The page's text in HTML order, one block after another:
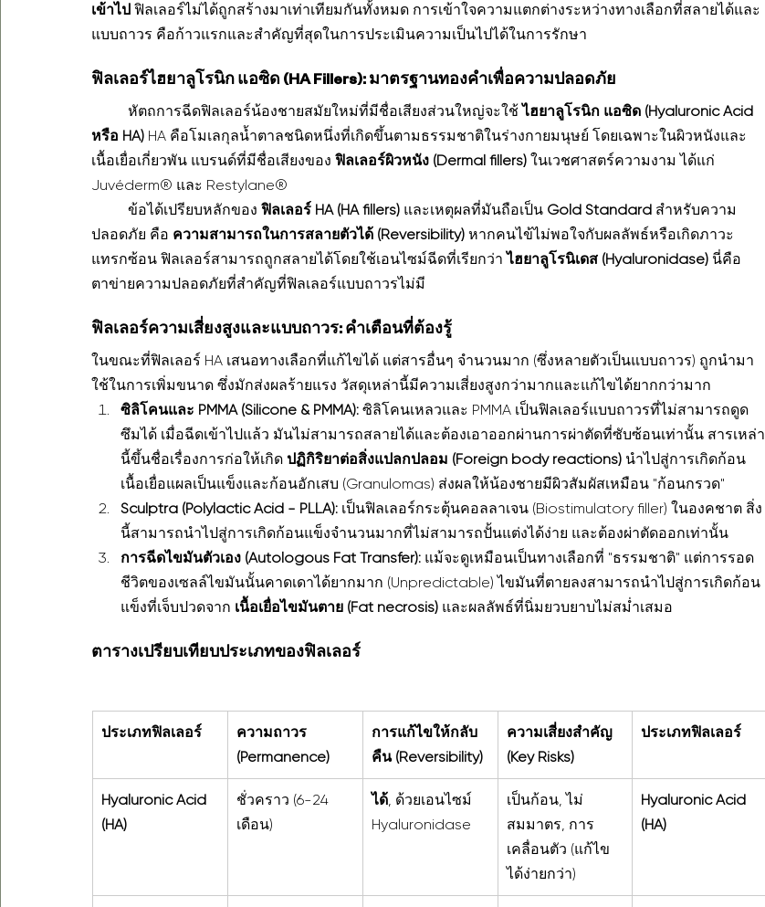
เข้าไป ฟิลเลอร์ไม่ได้ถูกสร้างมาเท่าเทียมกันทั้งหมด การเข้าใจความแตกต่างระหว่างทางเลือกที่สลายได้และ
แบบถาวร คือก้าวแรกและสำคัญที่สุดในการประเมินความเป็นไปได้ในการรักษา
ฟิลเลอร์ไฮยาลูโรนิก แอซิด (HA Fillers): มาตรฐานทองคำเพื่อความปลอดภัย
	หัตถการฉีดฟิลเลอร์น้องชายสมัยใหม่ที่มีชื่อเสียงส่วนใหญ่จะใช้
ไฮยาลูโรนิก แอซิด (Hyaluronic Acid
หรือ HA) HA คือโมเลกุลน้ำตาลชนิดหนึ่งที่เกิดขึ้นตามธรรมชาติในร่างกายมนุษย์ โดยเฉพาะในผิวหนังและ
เนื้อเยื่อเกี่ยวพัน แบรนด์ที่มีชื่อเสียงของ ฟิลเลอร์ผิวหนัง (Dermal fillers) ในเวชศาสตร์ความงาม ได้แก่
Juvéderm® และ Restylane®
	ข้อได้เปรียบหลักของ
ฟิลเลอร์ HA (HA fillers) และเหตุผลที่มันถือเป็น Gold Standard สำหรับความ
ปลอดภัย คือ ความสามารถในการสลายตัวได้ (Reversibility) หากคนไข้ไม่พอใจกับผลลัพธ์หรือเกิดภาวะ
แทรกซ้อน ฟิลเลอร์สามารถถูกสลายได้โดยใช้เอนไซม์ฉีดที่เรียกว่า ไฮยาลูโรนิเดส (Hyaluronidase) นี่คือ
ตาข่ายความปลอดภัยที่สำคัญที่ฟิลเลอร์แบบถาวรไม่มี
ฟิลเลอร์ความเสี่ยงสูงและแบบถาวร: คำเตือนที่ต้องรู้
ในขณะที่ฟิลเลอร์ HA เสนอทางเลือกที่แก้ไขได้ แต่สารอื่นๆ จำนวนมาก (ซึ่งหลายตัวเป็นแบบถาวร) ถูกนำมา
ใช้ในการเพิ่มขนาด ซึ่งมักส่งผลร้ายแรง วัสดุเหล่านี้มีความเสี่ยงสูงกว่ามากและแก้ไขได้ยากกว่ามาก
ซิลิโคนและ PMMA (Silicone & PMMA): ซิลิโคนเหลวและ PMMA เป็นฟิลเลอร์แบบถาวรที่ไม่สามารถดูด
ซึมได้ เมื่อฉีดเข้าไปแล้ว มันไม่สามารถสลายได้และต้องเอาออกผ่านการผ่าตัดที่ซับซ้อนเท่านั้น สารเหล่า
นี้ขึ้นชื่อเรื่องการก่อให้เกิด ปฏิกิริยาต่อสิ่งแปลกปลอม (Foreign body reactions) นำไปสู่การเกิดก้อน
เนื้อเยื่อแผลเป็นแข็งและก้อนอักเสบ (Granulomas) ส่งผลให้น้องชายมีผิวสัมผัสเหมือน "ก้อนกรวด"
Sculptra (Polylactic Acid - PLLA): เป็นฟิลเลอร์กระตุ้นคอลลาเจน (Biostimulatory filler) ในองคชาต สิ่ง
นี้สามารถนำไปสู่การเกิดก้อนแข็งจำนวนมากที่ไม่สามารถปั้นแต่งได้ง่าย และต้องผ่าตัดออกเท่านั้น
การฉีดไขมันตัวเอง (Autologous Fat Transfer): แม้จะดูเหมือนเป็นทางเลือกที่ "ธรรมชาติ" แต่การรอด
ชีวิตของเซลล์ไขมันนั้นคาดเดาได้ยากมาก (Unpredictable) ไขมันที่ตายลงสามารถนำไปสู่การเกิดก้อน
แข็งที่เจ็บปวดจาก เนื้อเยื่อไขมันตาย (Fat necrosis) และผลลัพธ์ที่นิ่มยวบยาบไม่สม่ำเสมอ
ตารางเปรียบเทียบประเภทของฟิลเลอร์
ประเภทฟิลเลอร์
ความถาวร
(Permanence)
การแก้ไขให้กลับ
คืน (Reversibility)
ความเสี่ยงสำคัญ
(Key Risks)
ประเภทฟิลเลอร์
Hyaluronic Acid
(HA)
ชั่วคราว (6-24
เดือน)
ได้, ด้วยเอนไซม์
Hyaluronidase
เป็นก้อน, ไม่
สมมาตร, การ
เคลื่อนตัว (แก้ไข
ได้ง่ายกว่า)
Hyaluronic Acid
(HA)